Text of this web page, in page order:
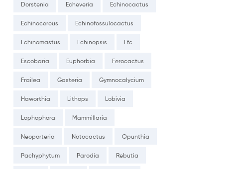
Dorstenia Echeveria Echinocactus
Echinocereus Echinofossulocactus
Echinomastus Echinopsis Efc
Escobaria Euphorbia Ferocactus
Frailea Gasteria Gymnocalycium
Haworthia Lithops Lobivia
Lophophora Mammillaria
Neoporteria Notocactus Opunthia
Pachyphytum Parodia Rebutia